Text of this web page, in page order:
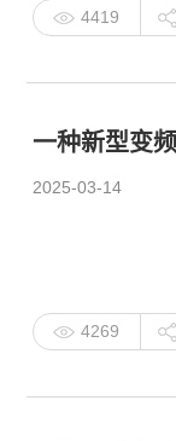
4419
一种新型变
2025-03-14
4269